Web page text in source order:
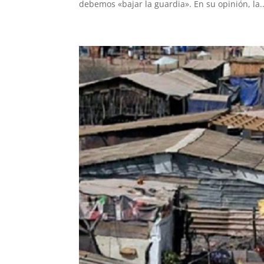
debemos «bajar la guardia». En su opinión,